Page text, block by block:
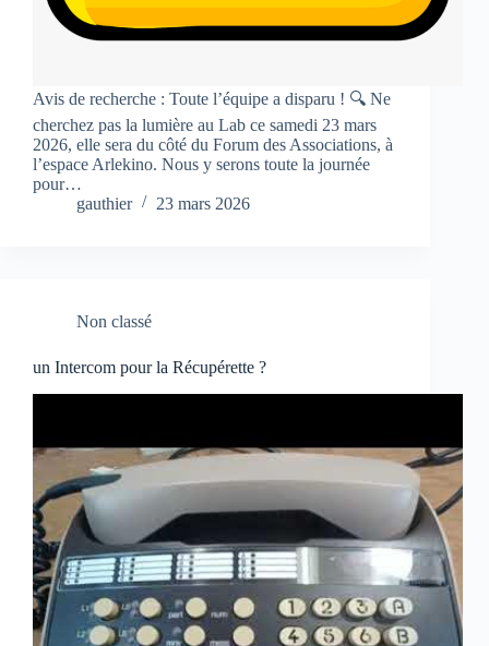
Avis de recherche : Toute l’équipe a disparu ! 🔍 Ne
cherchez pas la lumière au Lab ce samedi 23 mars
2026, elle sera du côté du Forum des Associations, à
l’espace Arlekino. Nous y serons toute la journée
pour…
gauthier
23 mars 2026
Non classé
un Intercom pour la Récupérette ?